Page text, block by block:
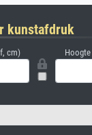
kunstafdruk
cm)